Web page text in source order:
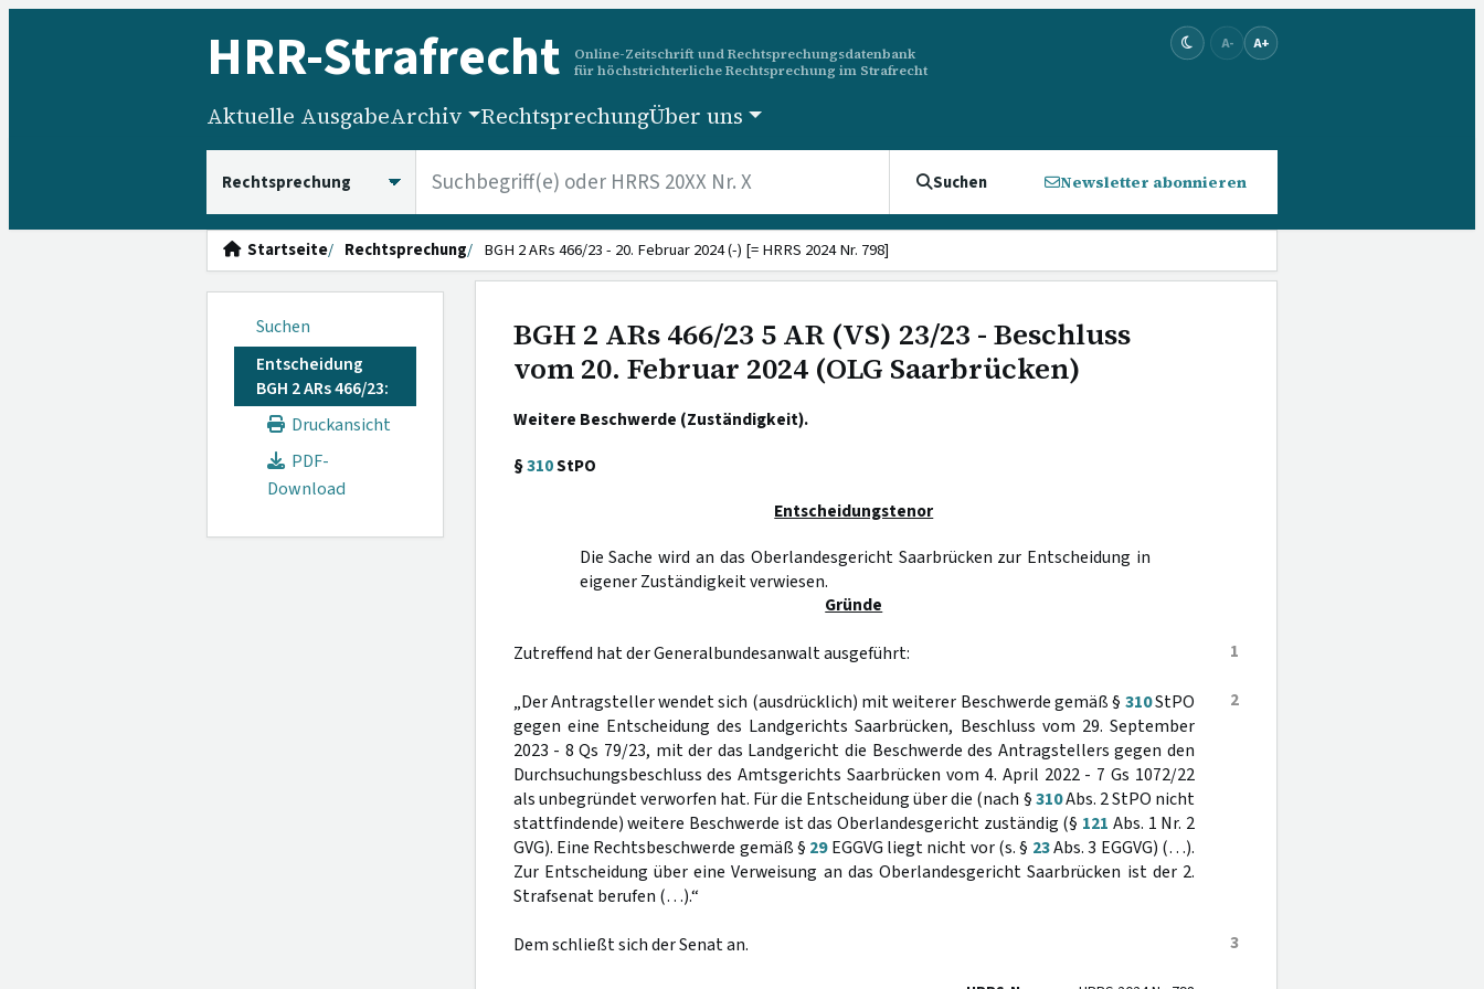
HRR-Strafrecht
Online-Zeitschrift und Rechtsprechungsdatenbank
für höchstrichterliche Rechtsprechung im Strafrecht
A- A+
Aktuelle AusgabeArchiv RechtsprechungÜber uns
Suchen Newsletter abonnieren
Startseite Rechtsprechung BGH 2 ARs 466/23 - 20. Februar 2024 (-) [= HRRS 2024 Nr. 798]
Suchen
Entscheidung
BGH 2 ARs 466/23:
Druckansicht
PDF-
Download
BGH 2 ARs 466/23 5 AR (VS) 23/23 - Beschluss
vom 20. Februar 2024 (OLG Saarbrücken)
Weitere Beschwerde (Zuständigkeit).
§310StPO
Entscheidungstenor
Die Sache wird an das Oberlandesgericht Saarbrücken zur Entscheidung in
eigener Zuständigkeit verwiesen.
Gründe
1
Zutreffend hat der Generalbundesanwalt ausgeführt:
2
„Der Antragsteller wendet sich (ausdrücklich) mit weiterer Beschwerde gemäß § 310StPO
gegen eine Entscheidung des Landgerichts Saarbrücken, Beschluss vom 29. September
2023 - 8 Qs 79/23, mit der das Landgericht die Beschwerde des Antragstellers gegen den
Durchsuchungsbeschluss des Amtsgerichts Saarbrücken vom 4. April 2022 - 7 Gs 1072/22
als unbegründet verworfen hat. Für die Entscheidung über die (nach §310Abs. 2 StPO nicht
stattfindende) weitere Beschwerde ist das Oberlandesgericht zuständig (§ 121 Abs. 1 Nr. 2
GVG). Eine Rechtsbeschwerde gemäß § 29EGGVG liegt nicht vor (s. § 23Abs. 3 EGGVG) (…).
Zur Entscheidung über eine Verweisung an das Oberlandesgericht Saarbrücken ist der 2.
Strafsenat berufen (…).“
3
Dem schließt sich der Senat an.